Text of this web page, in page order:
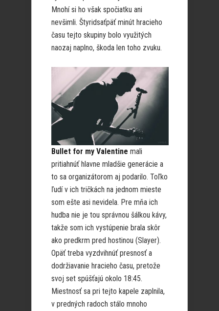
Mnohí si ho však spočiatku ani
nevšimli. Štyridsaťpäť minút hracieho
času tejto skupiny bolo využitých
naozaj naplno, škoda len toho zvuku.
Bullet for my Valentine mali
pritiahnúť hlavne mladšie generácie a
to sa organizátorom aj podarilo. Toľko
ľudí v ich tričkách na jednom mieste
som ešte asi nevidela. Pre mňa ich
hudba nie je tou správnou šálkou kávy,
takže som ich vystúpenie brala skôr
ako predkrm pred hostinou (Slayer).
Opäť treba vyzdvihnúť presnosť a
dodržiavanie hracieho času, pretože
svoj set spúšťajú okolo 18:45.
Miestnosť sa pri tejto kapele zaplnila,
v predných radoch stálo mnoho